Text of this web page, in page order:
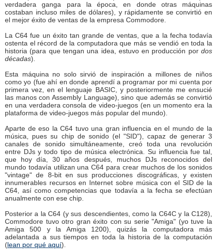
verdadera ganga para la época, en donde otras máquinas
costaban incluso miles de dólares), y rápidamente se convirtió en
el mejor éxito de ventas de la empresa Commodore.
La C64 fue un éxito tan grande de ventas, que a la fecha todavía
ostenta el récord de la computadora que más se vendió en toda la
historia (para que tengan una idea, estuvo en producción por dos
décadas).
Esta máquina no solo sirvió de inspiración a millones de niños
como yo (fue ahí en donde aprendí a programar por mi cuenta por
primera vez, en el lenguaje BASIC, y posteriormente me ensucié
las manos con Assembly Language), sino que además se convirtió
en una verdadera consola de video-juegos (en un momento era la
plataforma de video-juegos más popular del mundo).
Aparte de eso la C64 tuvo una gran influencia en el mundo de la
música, pues su chip de sonido (el "SID"), capaz de generar 3
canales de sonido simultáneamente, creó toda una revolución
entre DJs y todo tipo de música electrónica. Su influencia fue tal,
que hoy día, 30 años después, muchos DJs reconocidos del
mundo todavía utilizan una C64 para crear muchos de los sonidos
"vintage" de 8-bit en sus producciones discográficas, y existen
innumerables recursos en Internet sobre música con el SID de la
C64, así como competencias que todavía a la fecha se efectúan
anualmente con ese chip.
Posterior a la C64 (y sus descendientes, como la C64C y la C128),
Commodore tuvo otro gran éxito con su serie "Amiga" (yo tuve la
Amiga 500 y la Amiga 1200), quizás la computadora más
adelantada a sus tiempos en toda la historia de la computación
(lean por qué aquí).